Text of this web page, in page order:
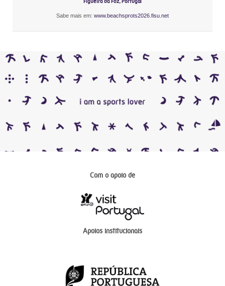
Sabe mais em: www.beachsprots2026.fisu.net
Com o apoio de
Apoios institucionais